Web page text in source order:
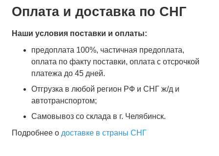
Оплата и доставка по СНГ
Наши условия поставки и оплаты:
предоплата 100%, частичная предоплата,
оплата по факту поставки, оплата с отсрочкой
платежа до 45 дней.
Отгрузка в любой регион РФ и СНГ ж/д и
автотранспортом;
Самовывоз со склада в г. Челябинск.
Подробнее о доставке в страны СНГ